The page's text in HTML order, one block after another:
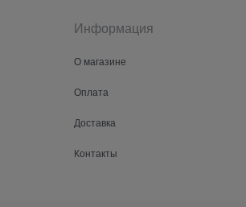
Информация
О магазине
Оплата
Доставка
Контакты